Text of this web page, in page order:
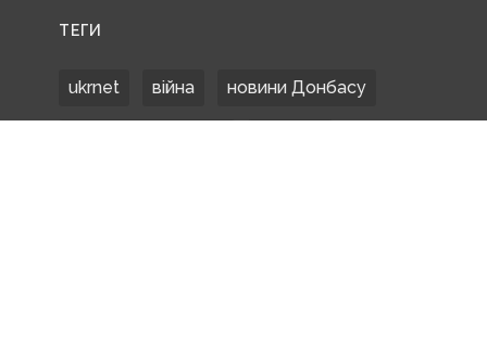
ТЕГИ
ukrnet війна новини Донбасу